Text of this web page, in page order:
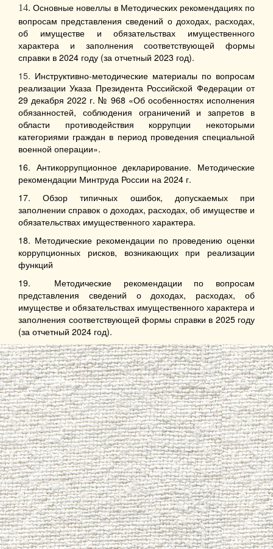
14.Основные новеллы в Методических рекомендациях по
вопросам представления сведений о доходах, расходах,
об имуществе и обязательствах имущественного
характера и заполнения соответствующей формы
справки в 2024 году (за отчетный 2023 год).
15. Инструктивно-методические материалы по вопросам
реализации Указа Президента Российской Федерации от
29 декабря 2022 г. № 968 «Об особенностях исполнения
обязанностей, соблюдения ограничений и запретов в
области противодействия коррупции некоторыми
категориями граждан в период проведения специальной
военной операции».
16. Антикоррупционное декларирование. Методические
рекомендации Минтруда России на 2024 г.
17. Обзор типичных ошибок, допускаемых при
заполнении справок о доходах, расходах, об имуществе и
обязательствах имущественного характера.
18. Методические рекомендации по проведению оценки
коррупционных рисков, возникающих при реализации
функций
19. Методические рекомендации по вопросам
представления сведений о доходах, расходах, об
имуществе и обязательствах имущественного характера и
заполнения соответствующей формы справки в 2025 году
(за отчетный 2024 год).